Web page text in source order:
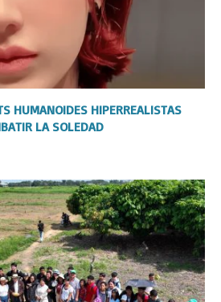
HUMANOIDES HIPERREALISTAS
LA SOLEDAD